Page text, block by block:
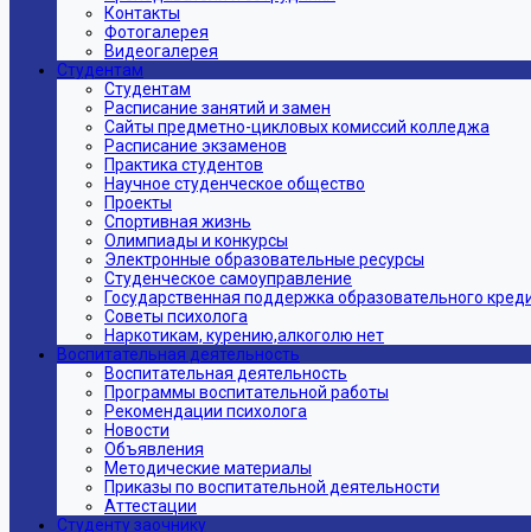
Контакты
Фотогалерея
Видеогалерея
Студентам
Студентам
Расписание занятий и замен
Сайты предметно-цикловых комиссий колледжа
Расписание экзаменов
Практика студентов
Научное студенческое общество
Проекты
Спортивная жизнь
Олимпиады и конкурсы
Электронные образовательные ресурсы
Студенческое самоуправление
Государственная поддержка образовательного
Советы психолога
Наркотикам, курению,алкоголю нет
Воспитательная деятельность
Воспитательная деятельность
Программы воспитательной работы
Рекомендации психолога
Новости
Объявления
Методические материалы
Приказы по воспитательной деятельности
Аттестации
Студенту заочнику